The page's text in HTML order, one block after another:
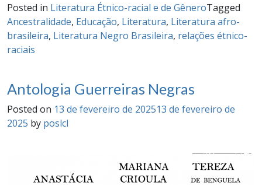
Posted in Literatura Étnico-racial e de GêneroTagged
Ancestralidade, Educação, Literatura, Literatura afro-
brasileira, Literatura Negro Brasileira, relações étnico-
raciais
Antologia Guerreiras Negras
Posted on 13 de fevereiro de 202513 de fevereiro de
2025 by poslcl